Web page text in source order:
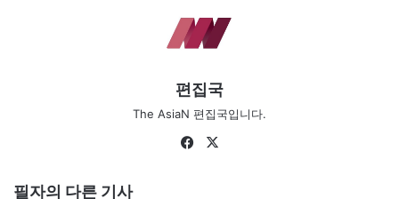
편집국
The AsiaN 편집국입니다.
Facebook
필자의 다른 기사